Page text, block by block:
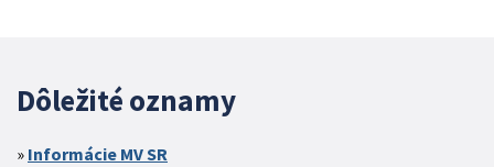
Dôležité oznamy
Informácie MV SR